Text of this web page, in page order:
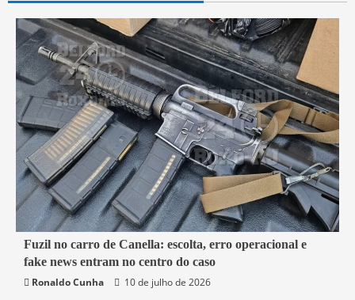
7 min read
Belford Roxo
Brasil Política Segurança
Fuzil no carro de Canella: escolta, erro operacional e
fake news entram no centro do caso
Ronaldo Cunha
10 de julho de 2026